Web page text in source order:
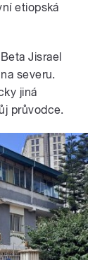
etiopská
Jisrael
severu.
jiná
průvodce.